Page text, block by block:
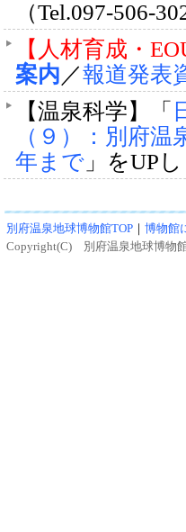
（Tel.097-506-
【人材育成・
案内 ／報道発表
【温泉科学】「
（９）：別府
年まで 」をUP
別府温泉地球博物館TOP ｜ 博物館
Copyright(C) 別府温泉地球博物